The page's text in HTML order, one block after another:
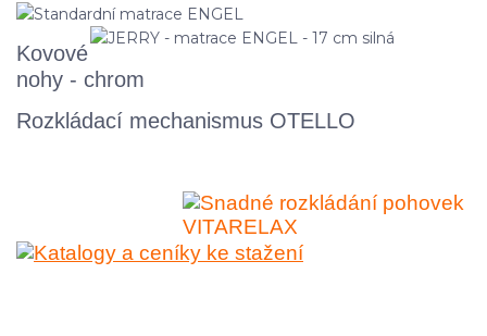
Kovové
nohy - chrom
Rozkládací mechanismus OTELLO